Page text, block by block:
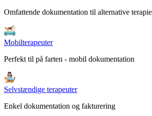
Omfattende dokumentation til alternative
Mobilterapeuter
Perfekt til på farten - mobil dokumentation
Selvstændige terapeuter
Enkel dokumentation og fakturering